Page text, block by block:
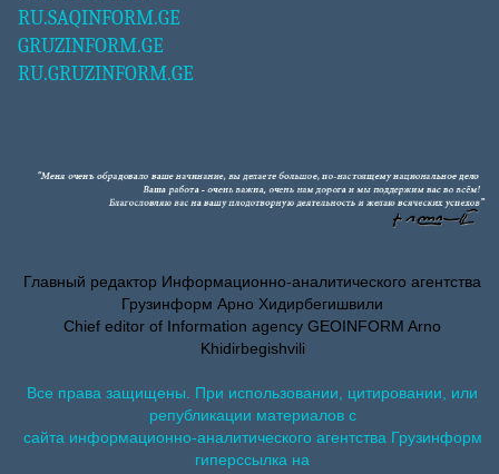
RU.SAQINFORM.GE
GRUZINFORM.GE
RU.GRUZINFORM.GE
Главный редактор Информационно-аналитического агентства
Грузинформ Арно Хидирбегишвили
Chief editor of Information agency GEOINFORM Arno
Khidirbegishvili
Все права защищены. При использовании, цитировании, или
републикации материалов с
сайта информационно-аналитического агентства Грузинформ
гиперссылка на